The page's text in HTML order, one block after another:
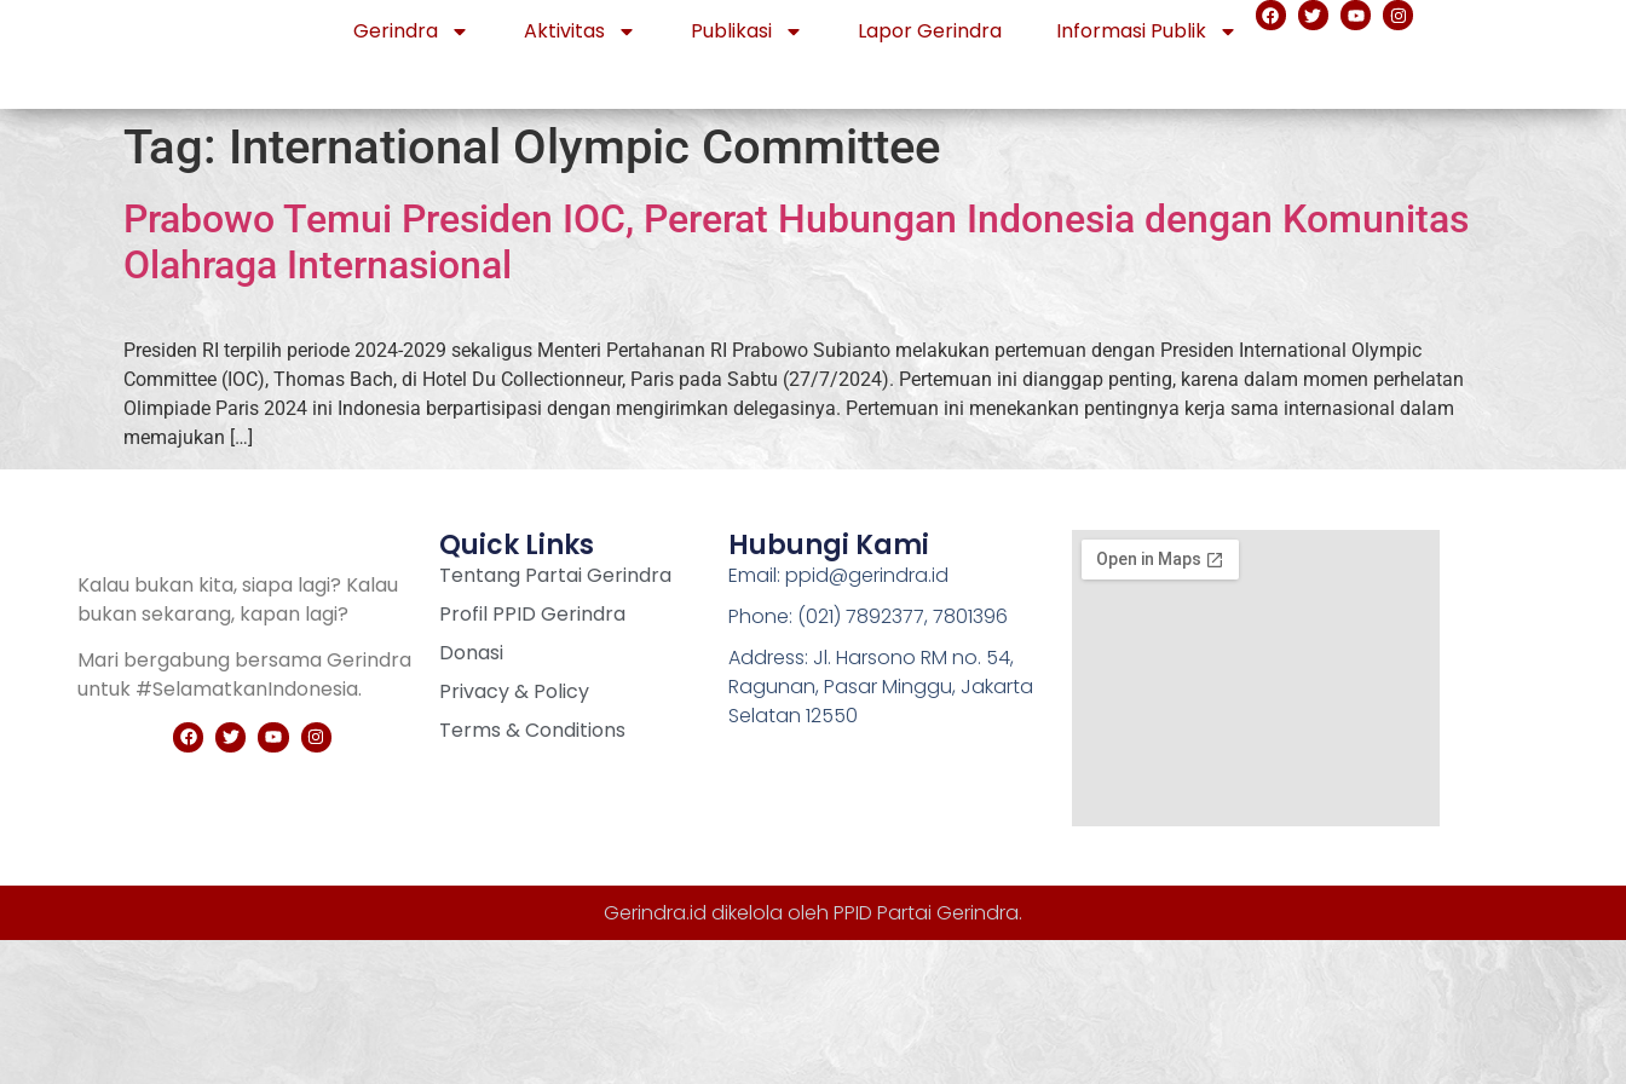
Gerindra Aktivitas Publikasi Lapor Gerindra Informasi Publik
Tag: International Olympic Committee
Prabowo Temui Presiden IOC, Pererat Hubungan Indonesia dengan Komunitas
Olahraga Internasional
Presiden RI terpilih periode 2024-2029 sekaligus Menteri Pertahanan RI Prabowo Subianto melakukan pertemuan dengan Presiden International Olympic
Committee (IOC), Thomas Bach, di Hotel Du Collectionneur, Paris pada Sabtu (27/7/2024). Pertemuan ini dianggap penting, karena dalam momen perhelatan
Olimpiade Paris 2024 ini Indonesia berpartisipasi dengan mengirimkan delegasinya. Pertemuan ini menekankan pentingnya kerja sama internasional dalam
memajukan […]
Kalau bukan kita, siapa lagi? Kalau
bukan sekarang, kapan lagi?
Mari bergabung bersama Gerindra
untuk #SelamatkanIndonesia.
Quick Links
Tentang Partai Gerindra
Profil PPID Gerindra
Donasi
Privacy & Policy
Terms & Conditions
Hubungi Kami
Email: ppid@gerindra.id
Phone: (021) 7892377, 7801396
Address: Jl. Harsono RM no. 54,
Ragunan, Pasar Minggu, Jakarta
Selatan 12550
Gerindra.id dikelola oleh PPID Partai Gerindra.